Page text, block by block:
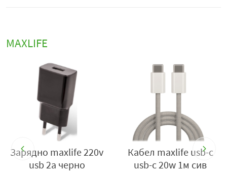
MAXLIFE
Зарядно maxlife 220v
usb 2a черно
Кабел maxlife usb-c
usb-c 20w 1м сив